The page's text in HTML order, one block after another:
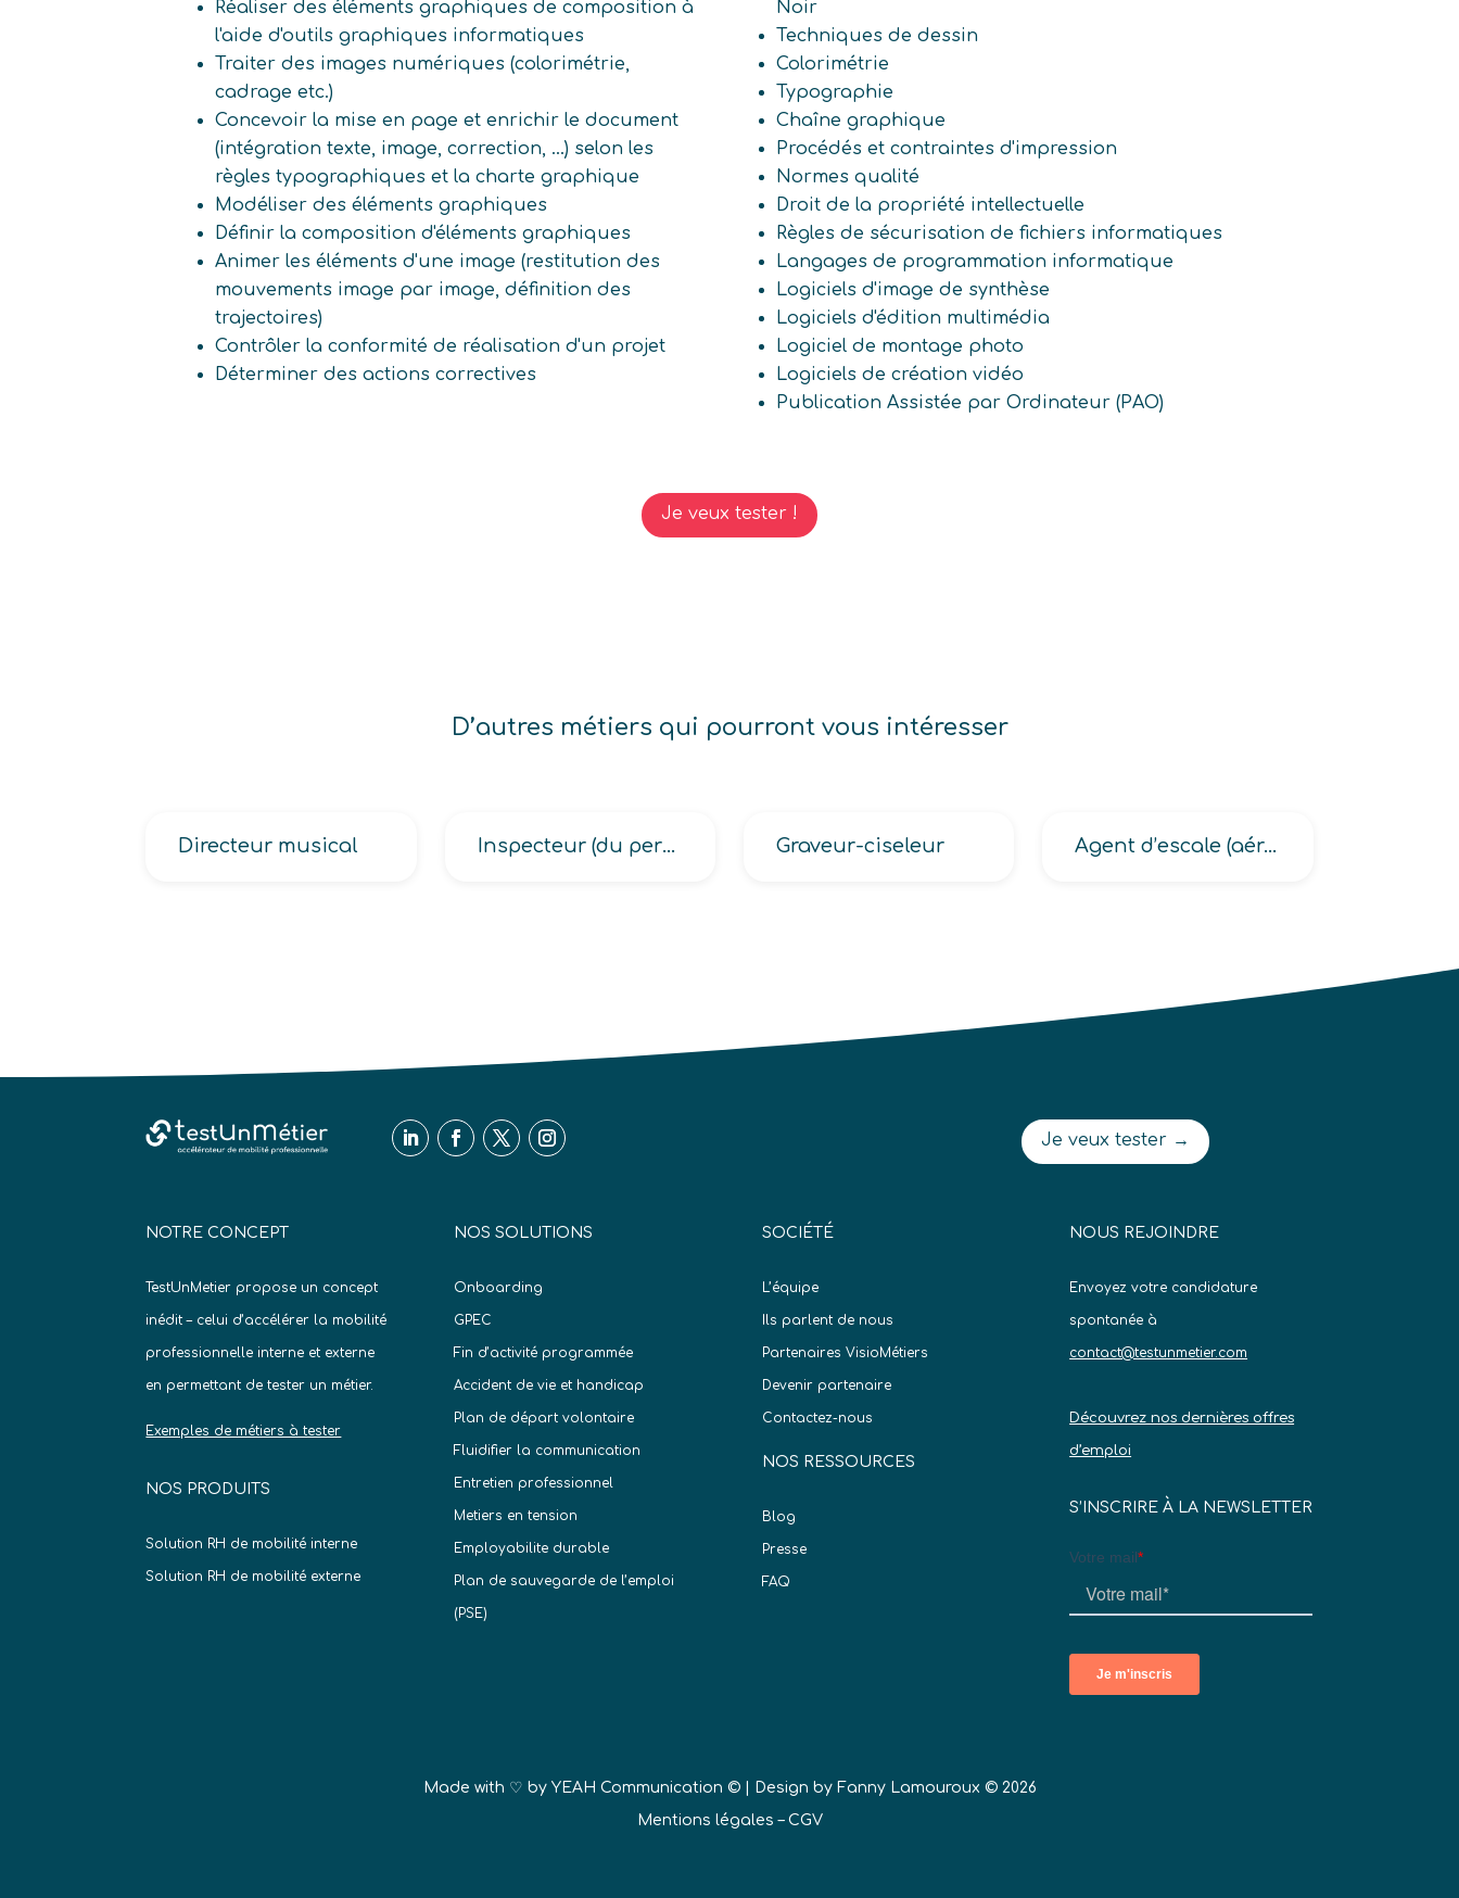
Réaliser des éléments graphiques de composition à
l'aide d'outils graphiques informatiques
Traiter des images numériques (colorimétrie,
cadrage etc.)
Concevoir la mise en page et enrichir le document
(intégration texte, image, correction, ...) selon les
règles typographiques et la charte graphique
Modéliser des éléments graphiques
Définir la composition d'éléments graphiques
Animer les éléments d'une image (restitution des
mouvements image par image, définition des
trajectoires)
Contrôler la conformité de réalisation d'un projet
Déterminer des actions correctives
Noir
Techniques de dessin
Colorimétrie
Typographie
Chaîne graphique
Procédés et contraintes d'impression
Normes qualité
Droit de la propriété intellectuelle
Règles de sécurisation de fichiers informatiques
Langages de programmation informatique
Logiciels d'image de synthèse
Logiciels d'édition multimédia
Logiciel de montage photo
Logiciels de création vidéo
Publication Assistée par Ordinateur (PAO)
Je veux tester !
D’autres métiers qui pourront vous intéresser
Directeur musical Inspecteur (du permis de conduire, du permis de conduire et de la sécurité routière) Graveur-ciseleur Agent d’escale (aéroportuaire, commerciale aéroportuaire -AEC-)
Je veux tester →
NOTRE CONCEPT
TestUnMetier propose un concept
inédit – celui d’accélérer la mobilité
professionnelle interne et externe
en permettant de tester un métier.
Exemples de métiers à tester
NOS PRODUITS
Solution RH de mobilité interne
Solution RH de mobilité externe
NOS SOLUTIONS
Onboarding
GPEC
Fin d’activité programmée
Accident de vie et handicap
Plan de départ volontaire
Fluidifier la communication
Entretien professionnel
Metiers en tension
Employabilite durable
Plan de sauvegarde de l’emploi
(PSE)
SOCIÉTÉ
L’équipe
Ils parlent de nous
Partenaires VisioMétiers
Devenir partenaire
Contactez-nous
NOS RESSOURCES
Blog
Presse
FAQ
NOUS REJOINDRE
Envoyez votre candidature
spontanée à
contact@testunmetier.com
Découvrez nos dernières offres
d’emploi
S’INSCRIRE À LA NEWSLETTER
Made with ♡ by YEAH Communication ©| Design by Fanny Lamouroux © 2026
Mentions légales – CGV